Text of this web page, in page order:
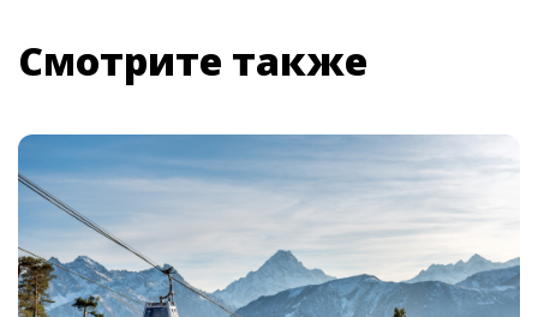
Смотрите также